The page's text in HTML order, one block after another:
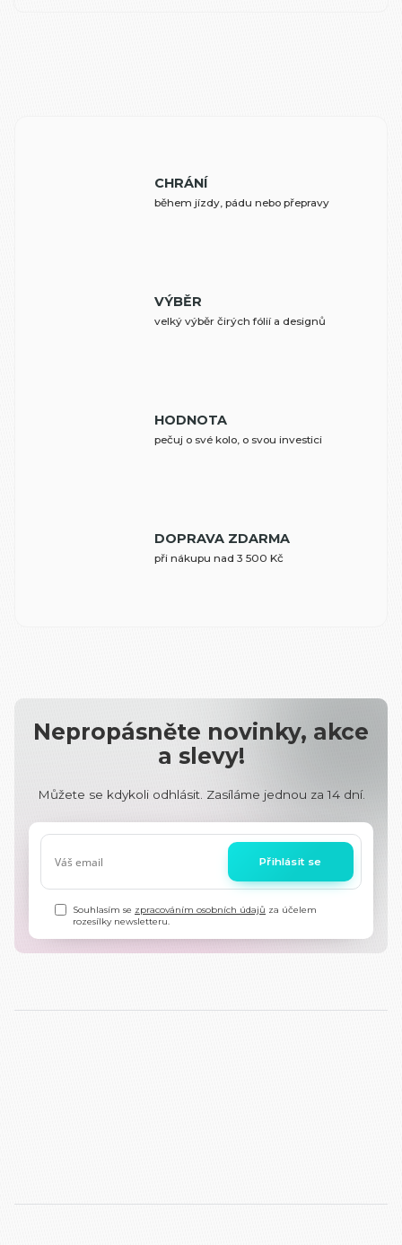
CHRÁNÍ
během jízdy, pádu nebo přepravy
VÝBĚR
velký výběr čirých fólií a designů
HODNOTA
pečuj o své kolo, o svou investici
DOPRAVA ZDARMA
při nákupu nad 3 500 Kč
Nepropásněte novinky, akce
a slevy!
Můžete se kdykoli odhlásit. Zasíláme jednou za 14 dní.
Přihlásit se
Souhlasím se zpracováním osobních údajů za účelem
rozesílky newsletteru.